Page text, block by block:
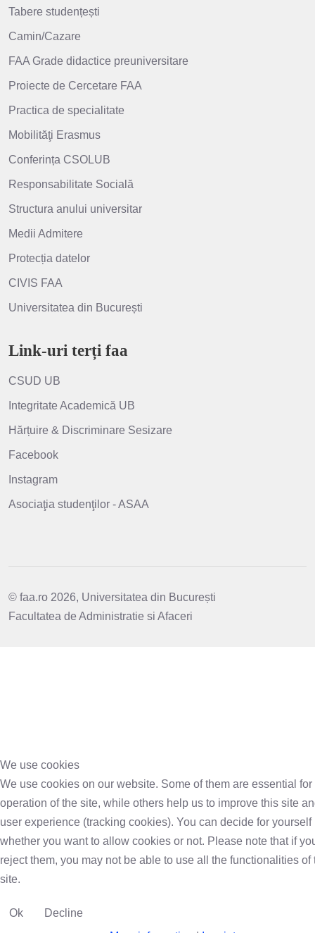
Tabere studențești
Camin/Cazare
FAA Grade didactice preuniversitare
Proiecte de Cercetare FAA
Practica de specialitate
Mobilităţi Erasmus
Conferința CSOLUB
Responsabilitate Socială
Structura anului universitar
Medii Admitere
Protecția datelor
CIVIS FAA
Universitatea din București
Link-uri terți faa
CSUD UB
Integritate Academică UB
Hărțuire & Discriminare Sesizare
Facebook
Instagram
Asociaţia studenţilor - ASAA
© faa.ro 2026, Universitatea din București
Facultatea de Administratie si Afaceri
We use cookies
We use cookies on our website. Some of them are essential for
operation of the site, while others help us to improve this site
user experience (tracking cookies). You can decide for yourself
whether you want to allow cookies or not. Please note that if
reject them, you may not be able to use all the functionalities of
site.
Ok
Decline